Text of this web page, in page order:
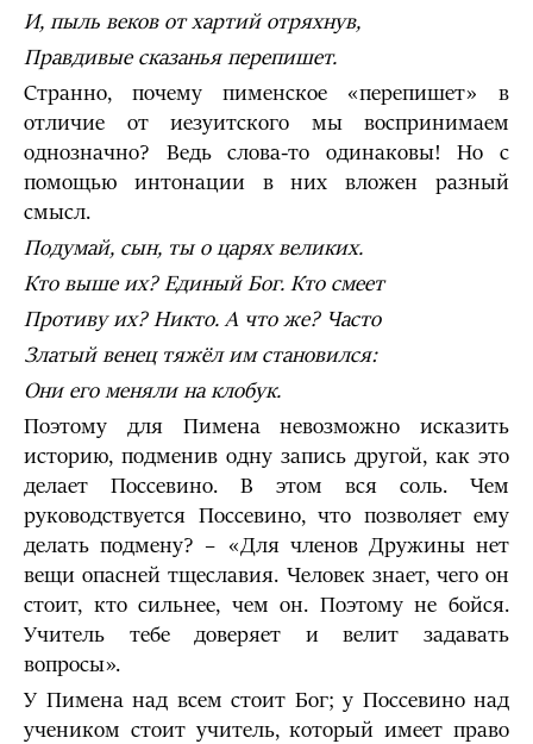
И, пыль веков от хартий отряхнув,
Правдивые сказанья перепишет.
Странно, почему пименское «перепишет» в
отличие от иезуитского мы воспринимаем
однозначно? Ведь слова-то одинаковы! Но с
помощью интонации в них вложен разный
смысл.
Подумай, сын, ты о царях великих.
Кто выше их? Единый Бог. Кто смеет
Противу их? Никто. А что же? Часто
Златый венец тяжёл им становился:
Они его меняли на клобук.
Поэтому для Пимена невозможно исказить
историю, подменив одну запись другой, как это
делает Поссевино. В этом вся соль. Чем
руководствуется Поссевино, что позволяет ему
делать подмену? – «Для членов Дружины нет
вещи опасней тщеславия. Человек знает, чего он
стоит, кто сильнее, чем он. Поэтому не бойся.
Учитель тебе доверяет и велит задавать
вопросы».
У Пимена над всем стоит Бог; у Поссевино над
учеником стоит учитель, который имеет право